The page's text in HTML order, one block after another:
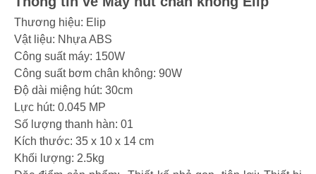
Thương hiệu: Elip
Vật liệu: Nhựa ABS
Công suất máy: 150W
Công suất bơm chân không: 90W
Độ dài miệng hút: 30cm
Lực hút: 0.045 MP
Số lượng thanh hàn: 01
Kích thước: 35 x 10 x 14 cm
Khối lượng: 2.5kg